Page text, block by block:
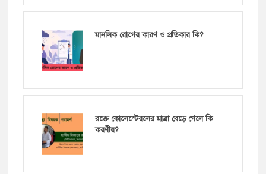
মানসিক রোগের কারণ ও প্রতিকার কি?
রক্তে কোলেস্টেরলের মাত্রা বেড়ে গেলে কি
করণীয়?